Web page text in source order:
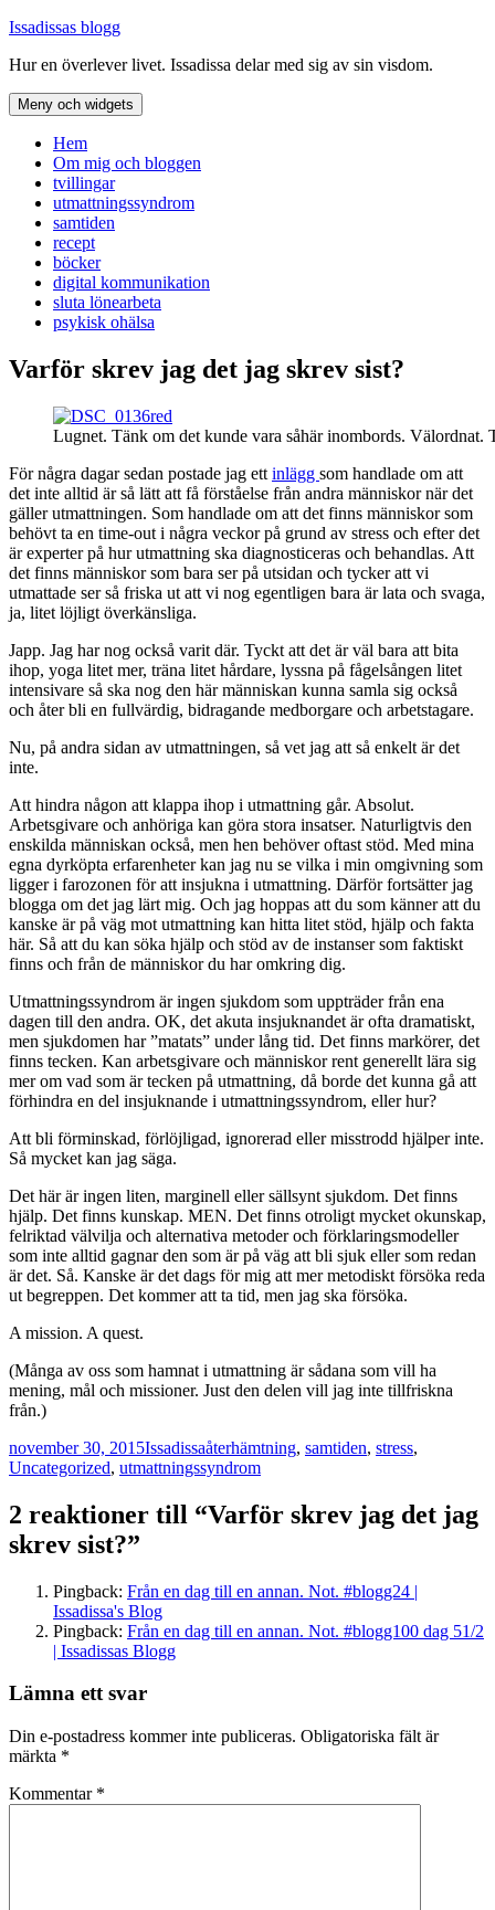
Hoppa
innehåll
Issadissas blogg
Hur en överlever livet. Issadissa delar med sig av sin visdom.
Meny och widgets
Hem
Om mig och bloggen
tvillingar
utmattningssyndrom
samtiden
recept
böcker
digital kommunikation
sluta lönearbeta
psykisk ohälsa
Varför skrev jag det jag skrev sist?
Lugnet. Tänk om det kunde vara såhär inombords. Välordnat.
För några dagar sedan postade jag ett inlägg som handlade om att
det inte alltid är så lätt att få förståelse från andra människor när det
gäller utmattningen. Som handlade om att det finns människor som
behövt ta en time-out i några veckor på grund av stress och efter det
är experter på hur utmattning ska diagnosticeras och behandlas. Att
det finns människor som bara ser på utsidan och tycker att vi
utmattade ser så friska ut att vi nog egentligen bara är lata och svaga,
ja, litet löjligt överkänsliga.
Japp. Jag har nog också varit där. Tyckt att det är väl bara att bita
ihop, yoga litet mer, träna litet hårdare, lyssna på fågelsången litet
intensivare så ska nog den här människan kunna samla sig också
och åter bli en fullvärdig, bidragande medborgare och arbetstagare.
Nu, på andra sidan av utmattningen, så vet jag att så enkelt är det
inte.
Att hindra någon att klappa ihop i utmattning går. Absolut.
Arbetsgivare och anhöriga kan göra stora insatser. Naturligtvis den
enskilda människan också, men hen behöver oftast stöd. Med mina
egna dyrköpta erfarenheter kan jag nu se vilka i min omgivning som
ligger i farozonen för att insjukna i utmattning. Därför fortsätter jag
blogga om det jag lärt mig. Och jag hoppas att du som känner att du
kanske är på väg mot utmattning kan hitta litet stöd, hjälp och fakta
här. Så att du kan söka hjälp och stöd av de instanser som faktiskt
finns och från de människor du har omkring dig.
Utmattningssyndrom är ingen sjukdom som uppträder från ena
dagen till den andra. OK, det akuta insjuknandet är ofta dramatiskt,
men sjukdomen har ”matats” under lång tid. Det finns markörer, det
finns tecken. Kan arbetsgivare och människor rent generellt lära sig
mer om vad som är tecken på utmattning, då borde det kunna gå att
förhindra en del insjuknande i utmattningssyndrom, eller hur?
Att bli förminskad, förlöjligad, ignorerad eller misstrodd hjälper inte.
Så mycket kan jag säga.
Det här är ingen liten, marginell eller sällsynt sjukdom. Det finns
hjälp. Det finns kunskap. MEN. Det finns otroligt mycket okunskap,
felriktad välvilja och alternativa metoder och förklaringsmodeller
som inte alltid gagnar den som är på väg att bli sjuk eller som redan
är det. Så. Kanske är det dags för mig att mer metodiskt försöka reda
ut begreppen. Det kommer att ta tid, men jag ska försöka.
A mission. A quest.
(Många av oss som hamnat i utmattning är sådana som vill ha
mening, mål och missioner. Just den delen vill jag inte tillfriskna
från.)
Postat
november 30, 2015Författare
IssadissaKategorier
återhämtning, samtiden, stress,
Uncategorized, utmattningssyndrom
2 reaktioner till “Varför skrev jag det jag
skrev sist?”
Pingback: Från en dag till en annan. Not. #blogg24 |
Issadissa's Blog
Pingback: Från en dag till en annan. Not. #blogg100 dag 51/2
| Issadissas Blogg
Lämna ett svar
Din e-postadress kommer inte publiceras. Obligatoriska fält är
märkta *
Kommentar *